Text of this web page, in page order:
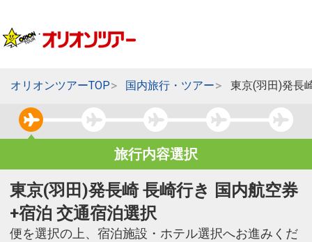
オリオンツアーTOP 国内旅行・ツアー 東京(羽田)発長
旅行内容選択
東京(羽田)発長崎 長崎行き 国内航空券
+宿泊 交通宿泊選択
便を選択の上、宿泊施設・ホテル選択へお進みくだ